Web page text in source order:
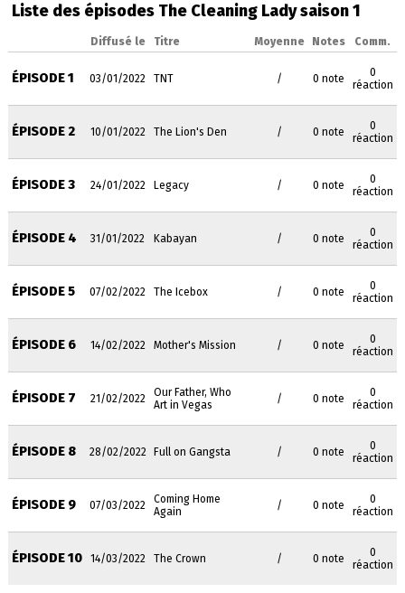
Liste des épisodes The Cleaning Lady saison 1
Diffusé le Titre Moyenne Notes Comm.
ÉPISODE 1 03/01/2022 TNT / 0 note
0
réaction
ÉPISODE 2 10/01/2022 The Lion's Den / 0 note
0
réaction
ÉPISODE 3 24/01/2022 Legacy / 0 note
0
réaction
ÉPISODE 4 31/01/2022 Kabayan / 0 note
0
réaction
ÉPISODE 5 07/02/2022 The Icebox / 0 note
0
réaction
ÉPISODE 6 14/02/2022 Mother's Mission / 0 note
0
réaction
ÉPISODE 7 21/02/2022
Our Father, Who
Art in Vegas
/ 0 note
0
réaction
ÉPISODE 8 28/02/2022 Full on Gangsta / 0 note
0
réaction
ÉPISODE 9 07/03/2022
Coming Home
Again
/ 0 note
0
réaction
ÉPISODE 10 14/03/2022 The Crown / 0 note
0
réaction